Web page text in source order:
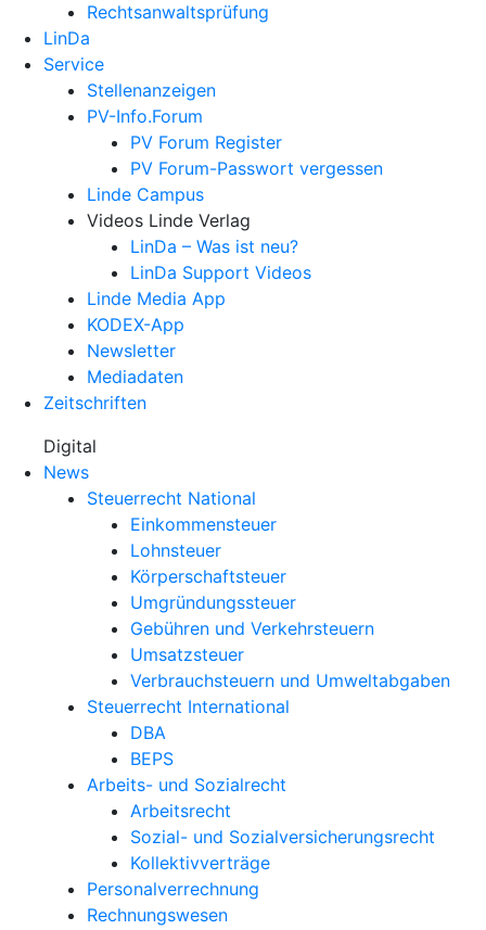
Rechtsanwalts­prüfung
LinDa
Service
Stellenanzeigen
PV-Info.Forum
PV Forum Register
PV Forum-Passwort vergessen
Linde Campus
Videos Linde Verlag
LinDa – Was ist neu?
LinDa Support Videos
Linde Media App
KODEX-App
Newsletter
Mediadaten
Zeitschriften
Digital
News
Steuerrecht National
Einkommensteuer
Lohnsteuer
Körperschaftsteuer
Umgründungssteuer
Gebühren und Verkehrsteuern
Umsatzsteuer
Verbrauchsteuern und Umweltabgaben
Steuerrecht International
DBA
BEPS
Arbeits- und Sozialrecht
Arbeitsrecht
Sozial- und Sozialversicherungsrecht
Kollektivverträge
Personalverrechnung
Rechnungswesen